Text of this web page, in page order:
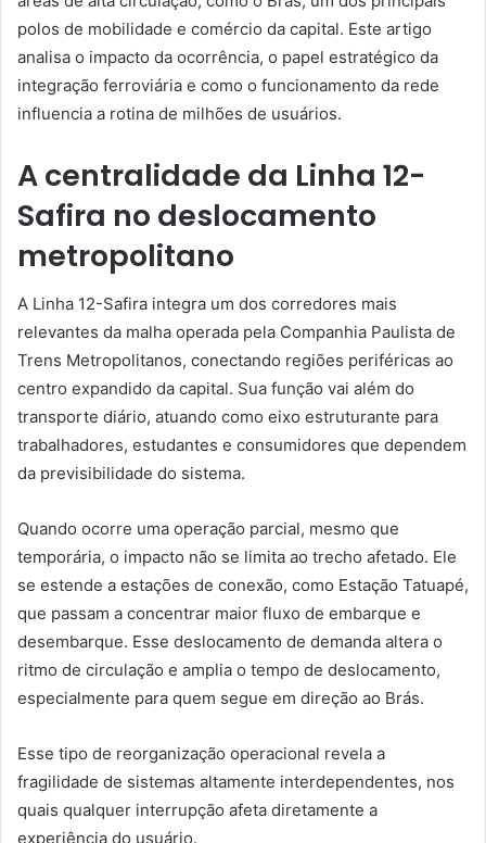
polos de mobilidade e comércio da capital. Este artigo
analisa o impacto da ocorrência, o papel estratégico da
integração ferroviária e como o funcionamento da rede
influencia a rotina de milhões de usuários.
A centralidade da Linha 12-
Safira no deslocamento
metropolitano
A Linha 12-Safira integra um dos corredores mais
relevantes da malha operada pela Companhia Paulista de
Trens Metropolitanos, conectando regiões periféricas ao
centro expandido da capital. Sua função vai além do
transporte diário, atuando como eixo estruturante para
trabalhadores, estudantes e consumidores que dependem
da previsibilidade do sistema.
Quando ocorre uma operação parcial, mesmo que
temporária, o impacto não se limita ao trecho afetado. Ele
se estende a estações de conexão, como Estação Tatuapé,
que passam a concentrar maior fluxo de embarque e
desembarque. Esse deslocamento de demanda altera o
ritmo de circulação e amplia o tempo de deslocamento,
especialmente para quem segue em direção ao Brás.
Esse tipo de reorganização operacional revela a
fragilidade de sistemas altamente interdependentes, nos
quais qualquer interrupção afeta diretamente a
experiência do usuário.